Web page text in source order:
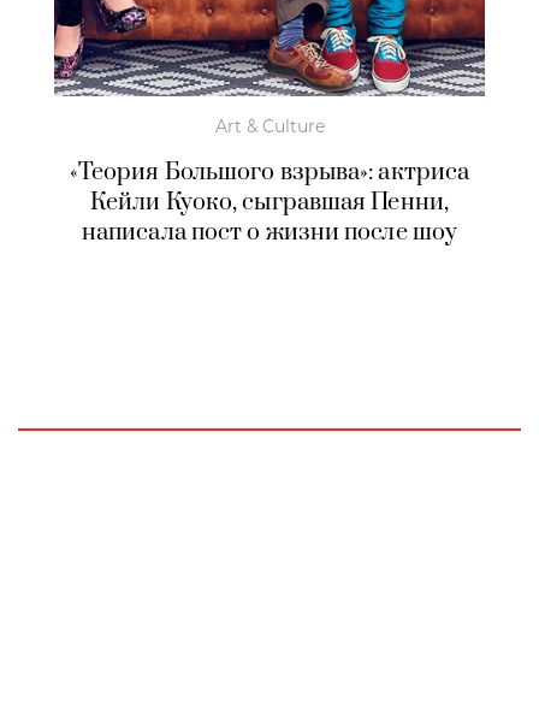
Art & Culture
«Теория Большого взрыва»: актриса
Кейли Куоко, сыгравшая Пенни,
написала пост о жизни после шоу